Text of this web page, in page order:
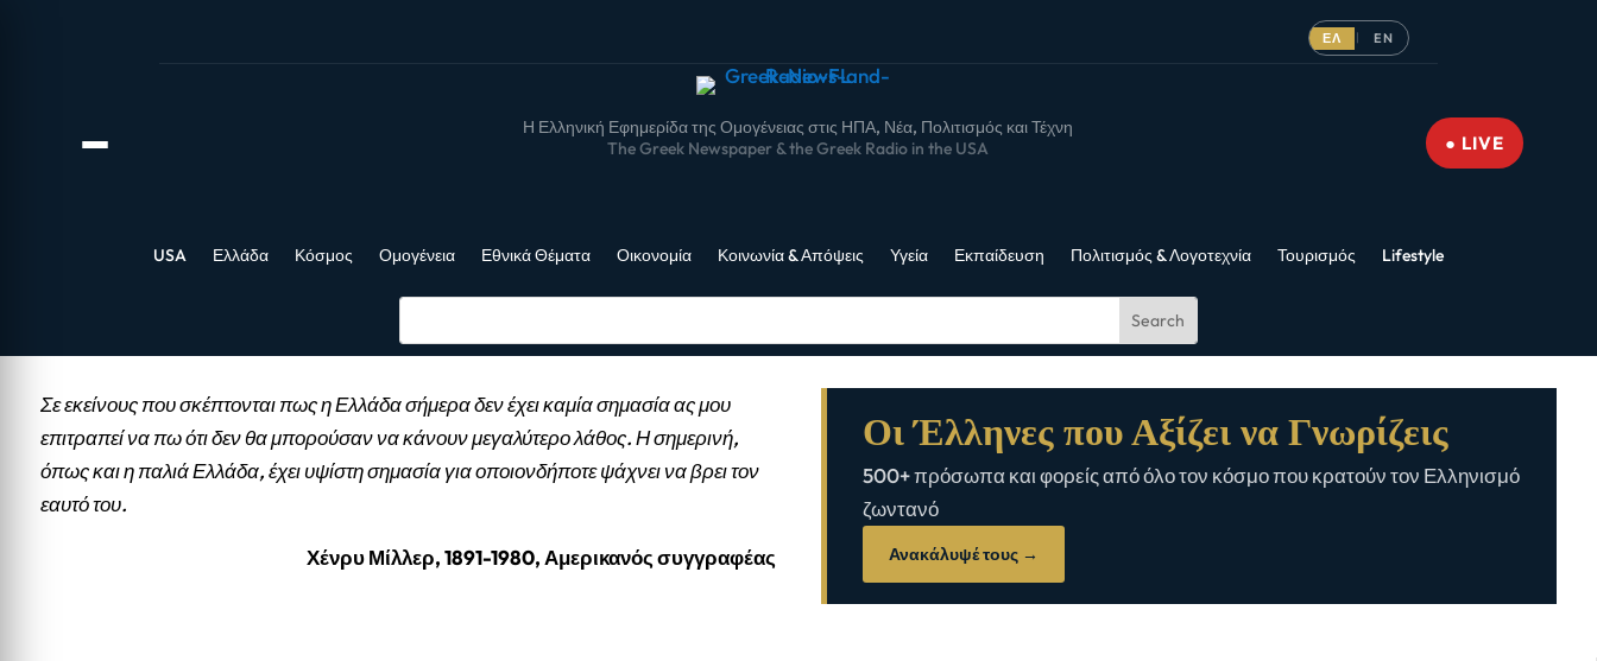
ΕΛ | EN
Η Ελληνική Εφημερίδα της Ομογένειας στις ΗΠΑ, Νέα, Πολιτισμός και Τέχνη
The Greek Newspaper & the Greek Radio in the USA
● LIVE
USA Ελλάδα Κόσμος Ομογένεια Εθνικά Θέματα Οικονομία Κοινωνία & Απόψεις Υγεία Εκπαίδευση Πολιτισμός & Λογοτεχνία Τουρισμός Lifestyle
Σε εκείνους που σκέπτονται πως η Ελλάδα σήμερα δεν έχει καμία σημασία ας μου
επιτραπεί να πω ότι δεν θα μπορούσαν να κάνουν μεγαλύτερο λάθος. Η σημερινή,
όπως και η παλιά Ελλάδα, έχει υψίστη σημασία για οποιονδήποτε ψάχνει να βρει τον
εαυτό του.
Χένρυ Μίλλερ, 1891-1980, Αμερικανός συγγραφέας
Οι Έλληνες που Αξίζει να Γνωρίζεις
500+ πρόσωπα και φορείς από όλο τον κόσμο που κρατούν τον Ελληνισμό
ζωντανό
Ανακάλυψέ τους →